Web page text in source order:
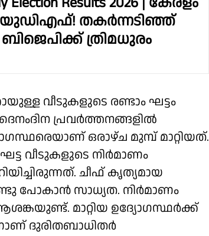
യുഡിഎഫ്! തകർന്നടിഞ്ഞ്
ത്രിമധുരം
വീടുകളുടെ രണ്ടാം ഘട്ടം
പ്രവർത്തനങ്ങളിൽ
ഒരാഴ്ച മുമ്പ് മാറ്റിയത്.
വീടുകളുടെ നിർമാണം
ചീഫ് കൃത്യമായ
പോകാൻ സാധ്യത. നിർമാണം
മാറ്റിയ ഉദ്യോഗസ്ഥർക്ക്
ദുരിതബാധിതർ